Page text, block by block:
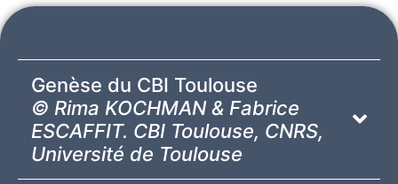
Genèse du CBI Toulouse
© Rima KOCHMAN & Fabrice
ESCAFFIT. CBI Toulouse, CNRS,
Université de Toulouse